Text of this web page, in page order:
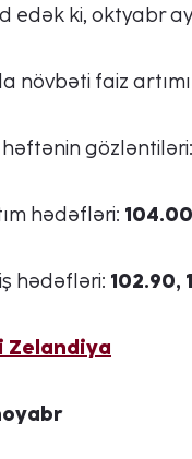
edək ki, oktyabr
növbəti faiz
həftənin gözləntiləri:
hədəfləri:
hədəfləri: 102.90,
Zelandiya